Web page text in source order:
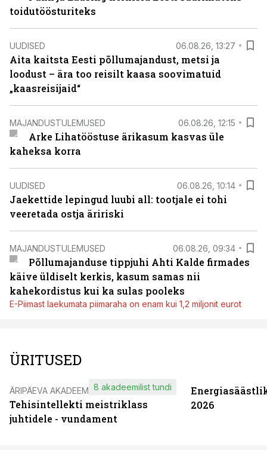
toidutöösturiteks
UUDISED 06.08.26, 13:27
Aita kaitsta Eesti põllumajandust, metsi ja
loodust – ära too reisilt kaasa soovimatuid
„kaasreisijaid“
MAJANDUSTULEMUSED 06.08.26, 12:15
Arke Lihatööstuse ärikasum kasvas üle
kaheksa korra
UUDISED 06.08.26, 10:14
Jaekettide lepingud luubi all: tootjale ei tohi
veeretada ostja äririski
MAJANDUSTULEMUSED 06.08.26, 09:34
Põllumajanduse tippjuhi Ahti Kalde firmades
käive üldiselt kerkis, kasum samas nii
kahekordistus kui ka sulas pooleks
E-Piimast laekumata piimaraha on enam kui 1,2 miljonit eurot
ÜRITUSED
ÄRIPÄEVA AKADEEMIA
Tehisintellekti meistriklass
juhtidele - vundament
8 akadeemilist tundi
2026